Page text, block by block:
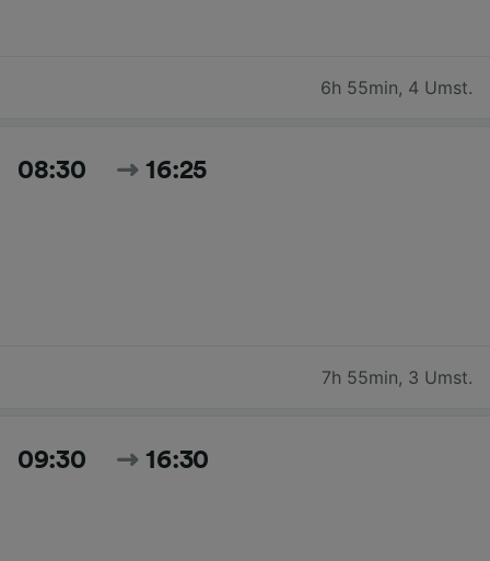
6h 55min, 4 Umst.
08:30 16:25
7h 55min, 3 Umst.
09:30 16:30